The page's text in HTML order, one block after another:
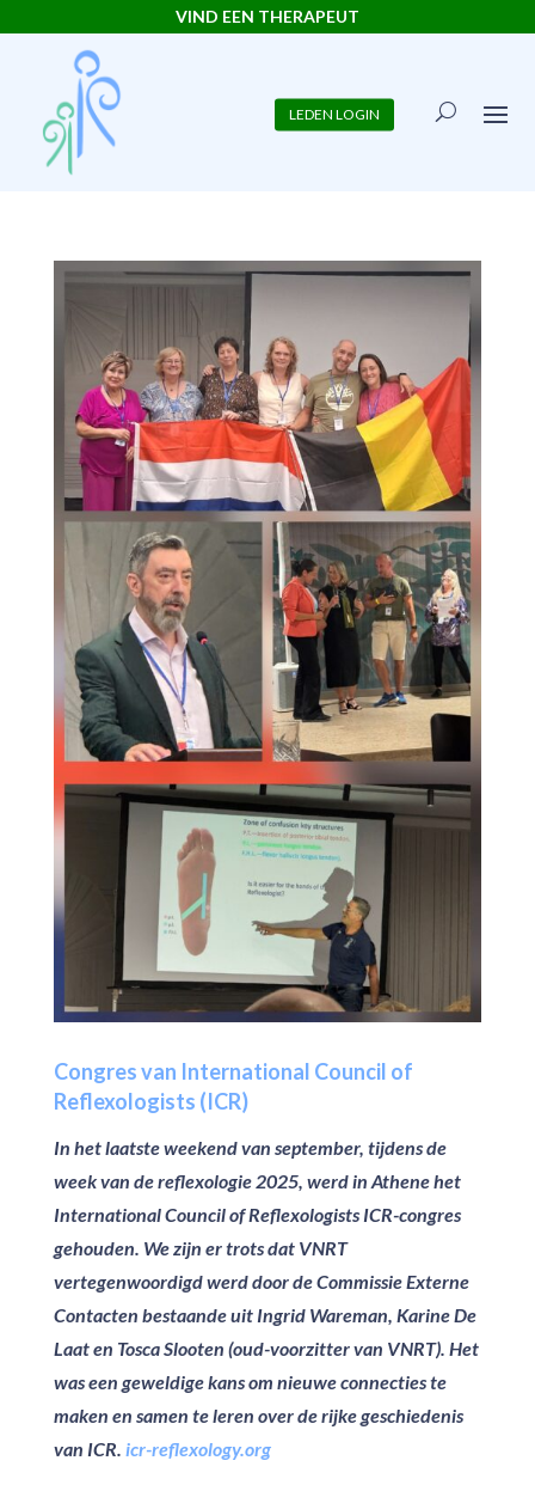
VIND EEN THERAPEUT
LEDEN LOGIN
Congres van International Council of
Reflexologists (ICR)
In het laatste weekend van september, tijdens de
week van de reflexologie 2025, werd in Athene het
International Council of Reflexologists ICR-congres
gehouden. We zijn er trots dat VNRT
vertegenwoordigd werd door de Commissie Externe
Contacten bestaande uit Ingrid Wareman, Karine De
Laat en Tosca Slooten (oud-voorzitter van VNRT). Het
was een geweldige kans om nieuwe connecties te
maken en samen te leren over de rijke geschiedenis
van ICR. icr-reflexology.org